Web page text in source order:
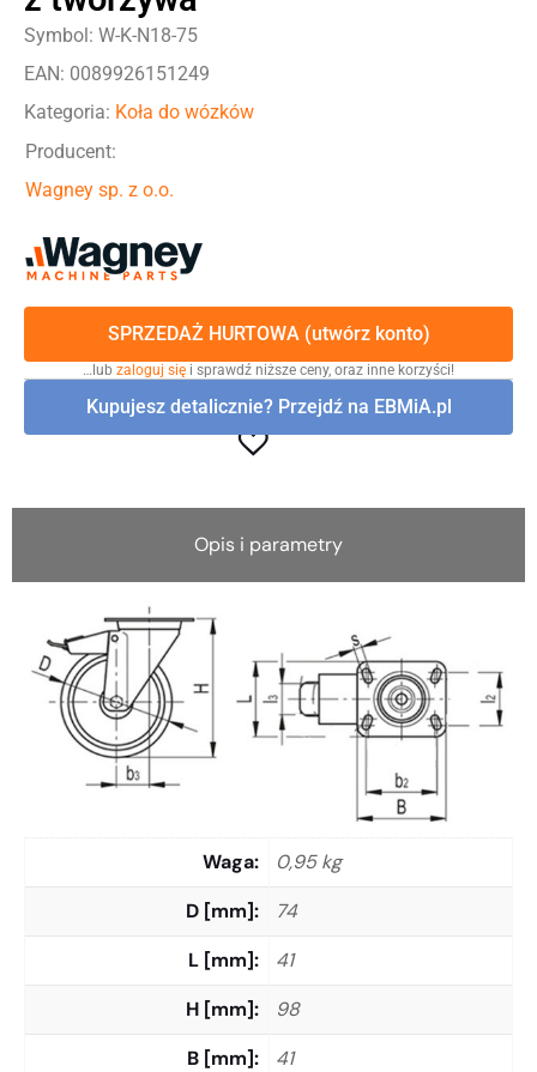
Symbol: W-K-N18-75
EAN: 0089926151249
Kategoria: Koła do wózków
Producent:
Wagney sp. z o.o.
SPRZEDAŻ HURTOWA (utwórz konto)
…lub zaloguj się i sprawdź niższe ceny, oraz inne korzyści!
Kupujesz detalicznie? Przejdź na EBMiA.pl
Opis i parametry
Waga
0,95 kg
D [mm]
74
L [mm]
41
H [mm]
98
B [mm]
41